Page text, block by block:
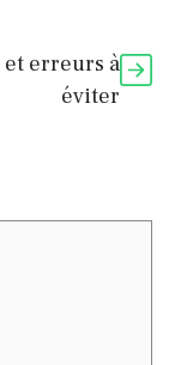
erreurs à
éviter